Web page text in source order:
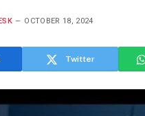
OCTOBER 18, 2024
Twitter